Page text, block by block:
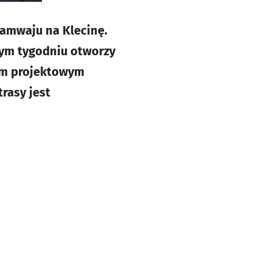
na Klecinę.
tygodniu otworzy
projektowym
jest